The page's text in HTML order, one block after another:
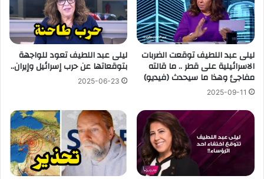
ليلى عبد اللطيف توقعت الضربات
الاسرائيلية على قطر .. ما قالته
مفاجئ وهذا ما سيحدث (فيديو)
2025-09-11
ليلى عبد اللطيف تعود للواجهة
بتوقعاتها عن حرب إسرائيل وإيران..
2025-06-23